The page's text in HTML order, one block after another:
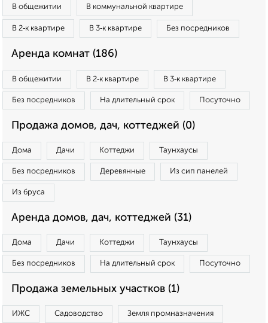
В общежитии В коммунальной квартире
В 2‑к квартире В 3‑к квартире Без посредников
Аренда комнат (186)
В общежитии В 2‑к квартире В 3‑к квартире
Без посредников На длительный срок Посуточно
Продажа домов, дач, коттеджей (0)
Дома Дачи Коттеджи Таунхаусы
Без посредников Деревянные Из сип панелей
Из бруса
Аренда домов, дач, коттеджей (31)
Дома Дачи Коттеджи Таунхаусы
Без посредников На длительный срок Посуточно
Продажа земельных участков (1)
ИЖС Садоводство Земля промназначения